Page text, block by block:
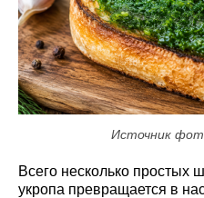
Источник
Всего несколько
укропа превращается в